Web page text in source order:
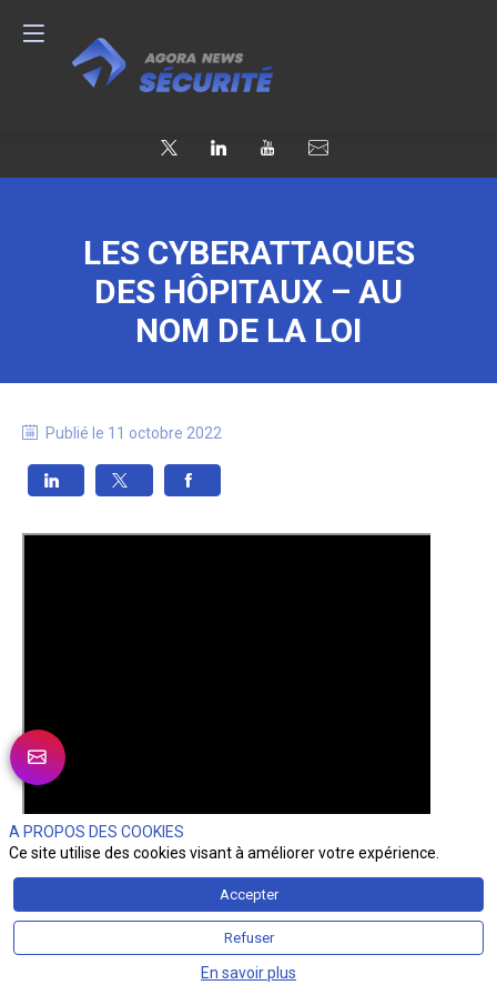
LES CYBERATTAQUES
DES HÔPITAUX – AU
NOM DE LA LOI
Publié le 11 octobre 2022
A PROPOS DES COOKIES
Ce site utilise des cookies visant à améliorer votre expérience.
Accepter
Refuser
En savoir plus